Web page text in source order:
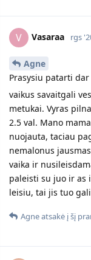
V Vasaraa rgs
Agne
Prasysiu patarti
vaikus savaitgali
metukai. Vyras
2.5 val. Mano
nuojauta, taciau
nemalonus
vaika ir
paleisti su juo ir as
leisiu, tai jis tuo
Agneatsakė į šį